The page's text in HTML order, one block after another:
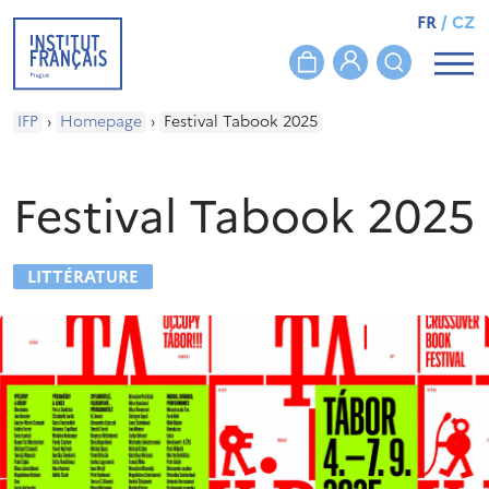
FR/CZ
IFP › Homepage › Festival Tabook 2025
Festival Tabook 2025
LITTÉRATURE